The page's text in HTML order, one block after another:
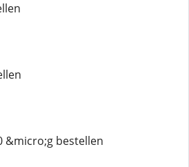
&micro;g bestellen